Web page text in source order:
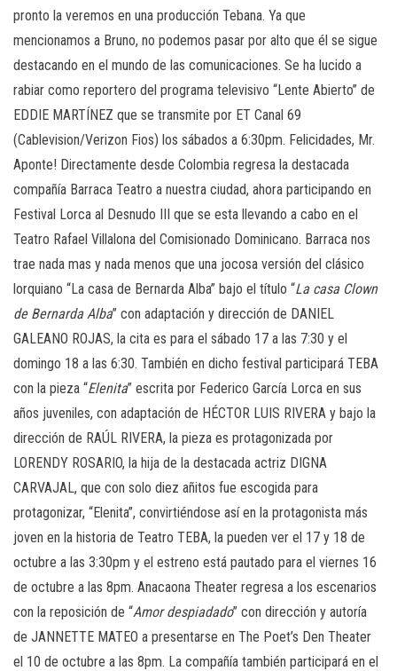
pronto la veremos en una producción Tebana. Ya que
mencionamos a Bruno, no podemos pasar por alto que él se sigue
destacando en el mundo de las comunicaciones. Se ha lucido a
rabiar como reportero del programa televisivo “Lente Abierto” de
EDDIE MARTÍNEZ que se transmite por ET Canal 69
(Cablevision/Verizon Fios) los sábados a 6:30pm. Felicidades, Mr.
Aponte! Directamente desde Colombia regresa la destacada
compañía Barraca Teatro a nuestra ciudad, ahora participando en
Festival Lorca al Desnudo III que se esta llevando a cabo en el
Teatro Rafael Villalona del Comisionado Dominicano. Barraca nos
trae nada mas y nada menos que una jocosa versión del clásico
lorquiano “La casa de Bernarda Alba” bajo el título “La casa Clown
de Bernarda Alba” con adaptación y dirección de DANIEL
GALEANO ROJAS, la cita es para el sábado 17 a las 7:30 y el
domingo 18 a las 6:30. También en dicho festival participará TEBA
con la pieza “Elenita” escrita por Federico García Lorca en sus
años juveniles, con adaptación de HÉCTOR LUIS RIVERA y bajo la
dirección de RAÚL RIVERA, la pieza es protagonizada por
LORENDY ROSARIO, la hija de la destacada actriz DIGNA
CARVAJAL, que con solo diez añitos fue escogida para
protagonizar, “Elenita”, convirtiéndose así en la protagonista más
joven en la historia de Teatro TEBA, la pueden ver el 17 y 18 de
octubre a las 3:30pm y el estreno está pautado para el viernes 16
de octubre a las 8pm. Anacaona Theater regresa a los escenarios
con la reposición de “Amor despiadado” con dirección y autoría
de JANNETTE MATEO a presentarse en The Poet’s Den Theater
el 10 de octubre a las 8pm. La compañía también participará en el